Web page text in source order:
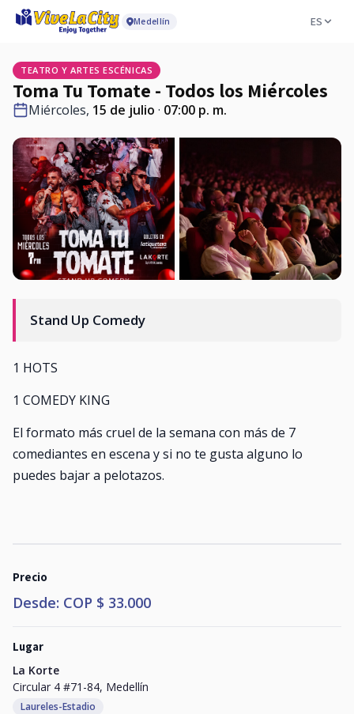
Medellín ES
TEATRO Y ARTES ESCÉNICAS
Toma Tu Tomate - Todos los Miércoles
Miércoles, 15 de julio · 07:00 p. m.
Stand Up Comedy
1 HOTS
1 COMEDY KING
El formato más cruel de la semana con más de 7
comediantes en escena y si no te gusta alguno lo
puedes bajar a pelotazos.
Precio
Desde: COP $ 33.000
Lugar
La Korte
Circular 4 #71-84, Medellín
Laureles-Estadio